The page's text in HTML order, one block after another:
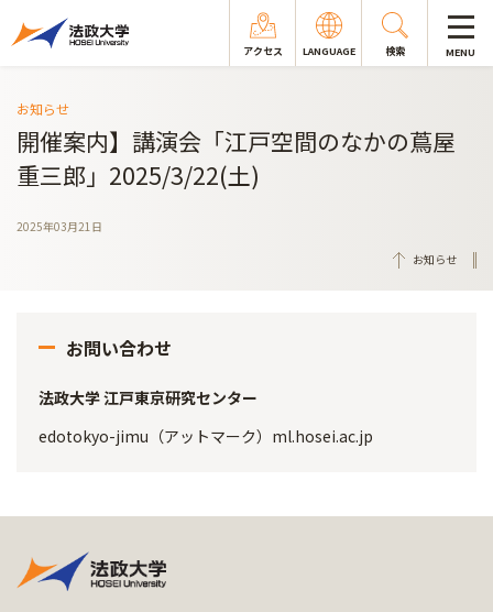
アクセス LANGUAGE 検索 MENU
お知らせ
開催案内】講演会「江戸空間のなかの蔦屋
重三郎」2025/3/22(土)
2025年03月21日
お知らせ
お問い合わせ
法政大学 江戸東京研究センター
edotokyo-jimu（アットマーク）ml.hosei.ac.jp